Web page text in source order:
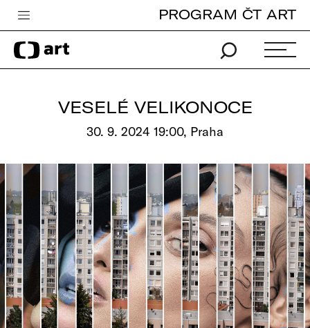
Česká televize
Zpravodajství
Pro děti
edu
Vše o ČT
PROGRAM ČT ART
VESELÉ VELIKONOCE
30. 9. 2024 19:00, Praha